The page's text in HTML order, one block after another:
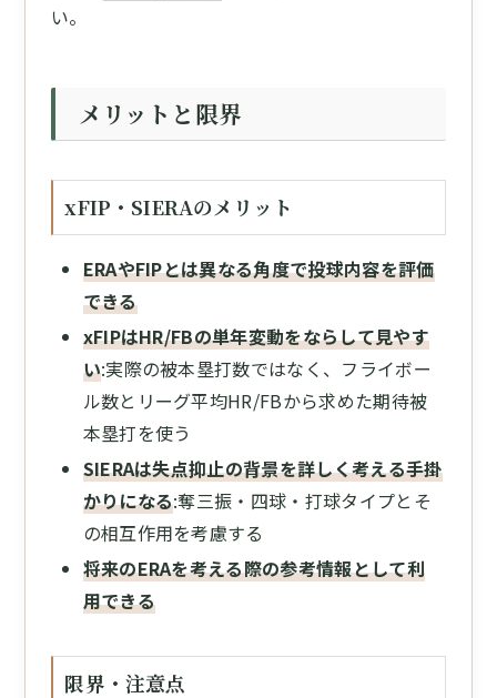
い。
メリットと限界
xFIP・SIERAのメリット
ERAやFIPとは異なる角度で投球内容を評価
できる
xFIPはHR/FBの単年変動をならして見やす
い:実際の被本塁打数ではなく、フライボー
ル数とリーグ平均HR/FBから求めた期待被
本塁打を使う
SIERAは失点抑止の背景を詳しく考える手掛
かりになる:奪三振・四球・打球タイプとそ
の相互作用を考慮する
将来のERAを考える際の参考情報として利
用できる
限界・注意点